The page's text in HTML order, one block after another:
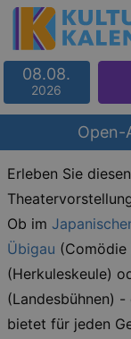
08.08.
2026
Open-
Erleben Sie
Ob im
Übigau (Comödie
(Herkuleskeule)
(Landesbühnen)
bietet für jeden